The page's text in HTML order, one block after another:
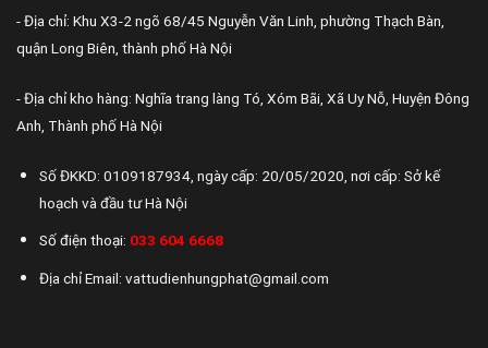
- Địa chỉ: Khu X3-2 ngõ 68/45 Nguyễn Văn Linh, phường Thạch Bàn,
quận Long Biên, thành phố Hà Nội
- Địa chỉ kho hàng: Nghĩa trang làng Tó, Xóm Bãi, Xã Uy Nỗ, Huyện Đông
Anh, Thành phố Hà Nội
Số ĐKKD: 0109187934, ngày cấp: 20/05/2020, nơi cấp: Sở kế
hoạch và đầu tư Hà Nội
Số điện thoại: 033 604 6668
Địa chỉ Email: vattudienhungphat@gmail.com